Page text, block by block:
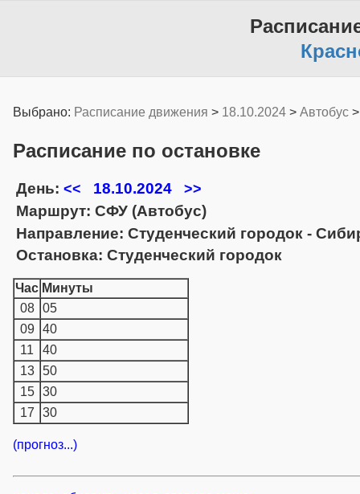
Выбрано: Расписание движения > 18.10.2024 > Автобус
Расписание по остановке
День: << 18.10.2024 >>
Маршрут: СФУ (Автобус)
Направление: Студенческий городок -
Остановка: Студенческий городок
Час Минуты
08
05
09
40
11
40
13
50
15
30
17
30
(прогноз...)